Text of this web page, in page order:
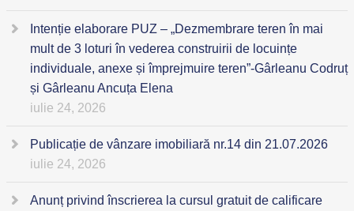
Intenție elaborare PUZ – „Dezmembrare teren în mai
mult de 3 loturi în vederea construirii de locuințe
individuale, anexe și împrejmuire teren”-Gârleanu Codruț
și Gârleanu Ancuța Elena
iulie 24, 2026
Publicație de vânzare imobiliară nr.14 din 21.07.2026
iulie 24, 2026
Anunț privind înscrierea la cursul gratuit de calificare